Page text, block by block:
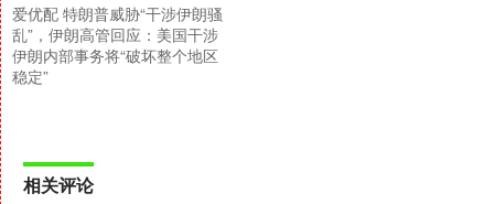
爱优配 特朗普威胁“干涉伊朗骚
乱”，伊朗高管回应：美国干涉
伊朗内部事务将“破坏整个地区
稳定”
相关评论